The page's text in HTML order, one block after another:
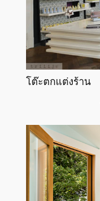
โต๊ะตกแต่งร้าน